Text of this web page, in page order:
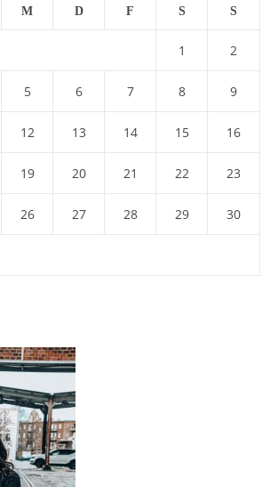
M D F S S
1 2
5 6 7 8 9
12 13 14 15 16
19 20 21 22 23
26 27 28 29 30